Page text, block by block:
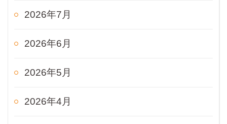
2026年7月
2026年6月
2026年5月
2026年4月